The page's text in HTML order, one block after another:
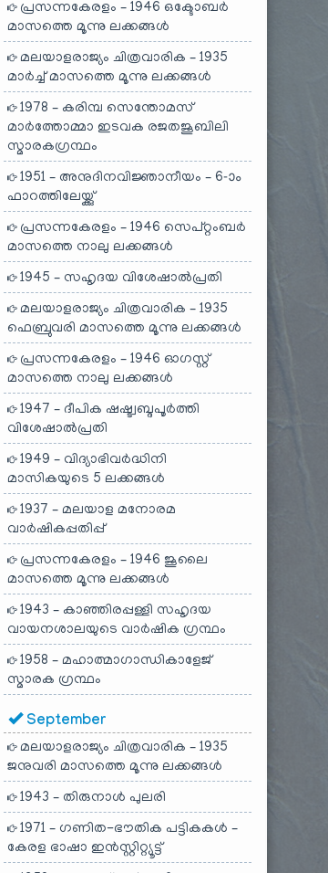
പ്രസന്നകേരളം – 1946 ഒക്ടോബർ
മാസത്തെ മൂന്നു ലക്കങ്ങൾ
മലയാളരാജ്യം ചിത്രവാരിക – 1935
മാർച്ച് മാസത്തെ മൂന്നു ലക്കങ്ങൾ
1978 – കരിമ്പ സെന്തോമസ്
മാർത്തോമ്മാ ഇടവക രജതജൂബിലി
സ്മാരകഗ്രന്ഥം
1951 – അനുദിനവിജ്ഞാനീയം – 6-ാം
ഫാറത്തിലേയ്ക്കു്
പ്രസന്നകേരളം – 1946 സെപ്റ്റംബർ
മാസത്തെ നാലു ലക്കങ്ങൾ
1945 – സഹൃദയ വിശേഷാൽപ്രതി
മലയാളരാജ്യം ചിത്രവാരിക – 1935
ഫെബ്രുവരി മാസത്തെ മൂന്നു ലക്കങ്ങൾ
പ്രസന്നകേരളം – 1946 ഓഗസ്റ്റ്
മാസത്തെ നാലു ലക്കങ്ങൾ
1947 – ദീപിക ഷഷ്ട്വബ്ദപൂർത്തി
വിശേഷാൽപ്രതി
1949 – വിദ്യാഭിവർദ്ധിനി
മാസികയുടെ 5 ലക്കങ്ങൾ
1937 – മലയാള മനോരമ
വാർഷികപ്പതിപ്പ്
പ്രസന്നകേരളം – 1946 ജൂലൈ
മാസത്തെ മൂന്നു ലക്കങ്ങൾ
1943 – കാഞ്ഞിരപ്പള്ളി സഹൃദയ
വായനശാലയുടെ വാർഷിക ഗ്രന്ഥം
1958 – മഹാത്മാഗാന്ധികാളേജ്
സ്മാരക ഗ്രന്ഥം
September
മലയാളരാജ്യം ചിത്രവാരിക – 1935
ജനുവരി മാസത്തെ മൂന്നു ലക്കങ്ങൾ
1943 – തിരുനാൾ പുലരി
1971 – ഗണിത-ഭൗതിക പട്ടികകൾ –
കേരള ഭാഷാ ഇൻസ്റ്റിറ്റ്യൂട്ട്